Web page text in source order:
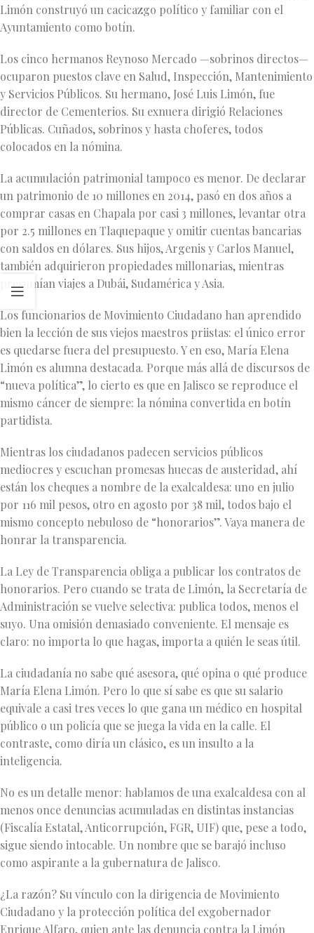
Limón construyó un cacicazgo político y familiar con el
Ayuntamiento como botín.
Los cinco hermanos Reynoso Mercado —sobrinos directos—
ocuparon puestos clave en Salud, Inspección, Mantenimiento
y Servicios Públicos. Su hermano, José Luis Limón, fue
director de Cementerios. Su exnuera dirigió Relaciones
Públicas. Cuñados, sobrinos y hasta choferes, todos
colocados en la nómina.
La acumulación patrimonial tampoco es menor. De declarar
un patrimonio de 10 millones en 2014, pasó en dos años a
comprar casas en Chapala por casi 3 millones, levantar otra
por 2.5 millones en Tlaquepaque y omitir cuentas bancarias
con saldos en dólares. Sus hijos, Argenis y Carlos Manuel,
también adquirieron propiedades millonarias, mientras
presumían viajes a Dubái, Sudamérica y Asia.
Los funcionarios de Movimiento Ciudadano han aprendido
bien la lección de sus viejos maestros priistas: el único error
es quedarse fuera del presupuesto. Y en eso, María Elena
Limón es alumna destacada. Porque más allá de discursos de
“nueva política”, lo cierto es que en Jalisco se reproduce el
mismo cáncer de siempre: la nómina convertida en botín
partidista.
Mientras los ciudadanos padecen servicios públicos
mediocres y escuchan promesas huecas de austeridad, ahí
están los cheques a nombre de la exalcaldesa: uno en julio
por 116 mil pesos, otro en agosto por 38 mil, todos bajo el
mismo concepto nebuloso de “honorarios”. Vaya manera de
honrar la transparencia.
La Ley de Transparencia obliga a publicar los contratos de
honorarios. Pero cuando se trata de Limón, la Secretaría de
Administración se vuelve selectiva: publica todos, menos el
suyo. Una omisión demasiado conveniente. El mensaje es
claro: no importa lo que hagas, importa a quién le seas útil.
La ciudadanía no sabe qué asesora, qué opina o qué produce
María Elena Limón. Pero lo que sí sabe es que su salario
equivale a casi tres veces lo que gana un médico en hospital
público o un policía que se juega la vida en la calle. El
contraste, como diría un clásico, es un insulto a la
inteligencia.
No es un detalle menor: hablamos de una exalcaldesa con al
menos once denuncias acumuladas en distintas instancias
(Fiscalía Estatal, Anticorrupción, FGR, UIF) que, pese a todo,
sigue siendo intocable. Un nombre que se barajó incluso
como aspirante a la gubernatura de Jalisco.
¿La razón? Su vínculo con la dirigencia de Movimiento
Ciudadano y la protección política del exgobernador
Enrique Alfaro, quien ante las denuncia contra la Limón